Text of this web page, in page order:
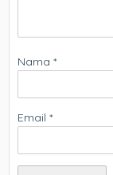
Nama*
Email*